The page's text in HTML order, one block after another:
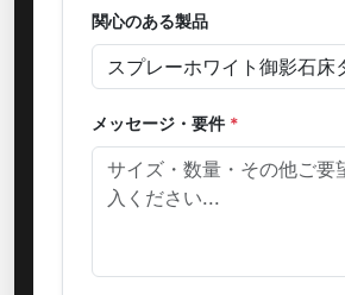
関心のある製品
メッセージ・要件 *